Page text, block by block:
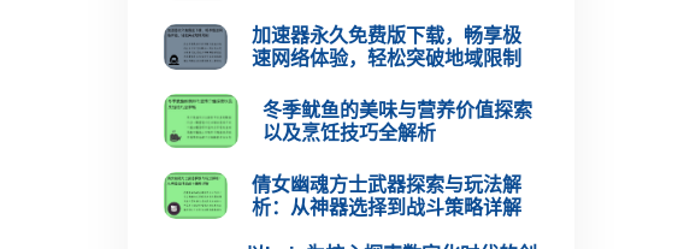
加速器永久免费版下载，畅享极
速网络体验，轻松突破地域限制
冬季鱿鱼的美味与营养价值探索
以及烹饪技巧全解析
倩女幽魂方士武器探索与玩法解
析：从神器选择到战斗策略详解